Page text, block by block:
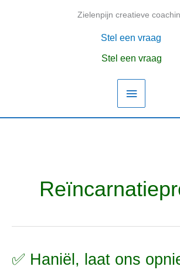
Zielenpijn creatieve
Stel een vraag
Stel een vraag
✅ Haniël, laat ons
✅